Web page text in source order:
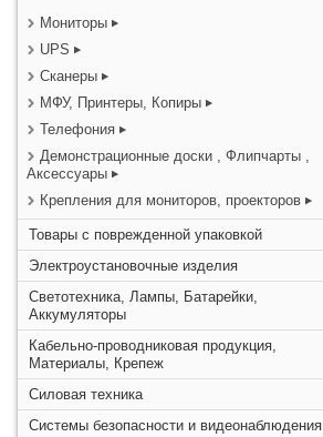
Мониторы
UPS
Сканеры
МФУ, Принтеры, Копиры
Телефония
Демонстрационные доски , Флипчарты ,
Аксессуары
Крепления для мониторов, проекторов
Товары с поврежденной упаковкой
Электроустановочные изделия
Светотехника, Лампы, Батарейки,
Аккумуляторы
Кабельно-проводниковая продукция,
Материалы, Крепеж
Силовая техника
Системы безопасности и видеонаблюдения